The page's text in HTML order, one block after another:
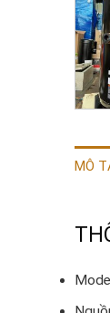
MÔ